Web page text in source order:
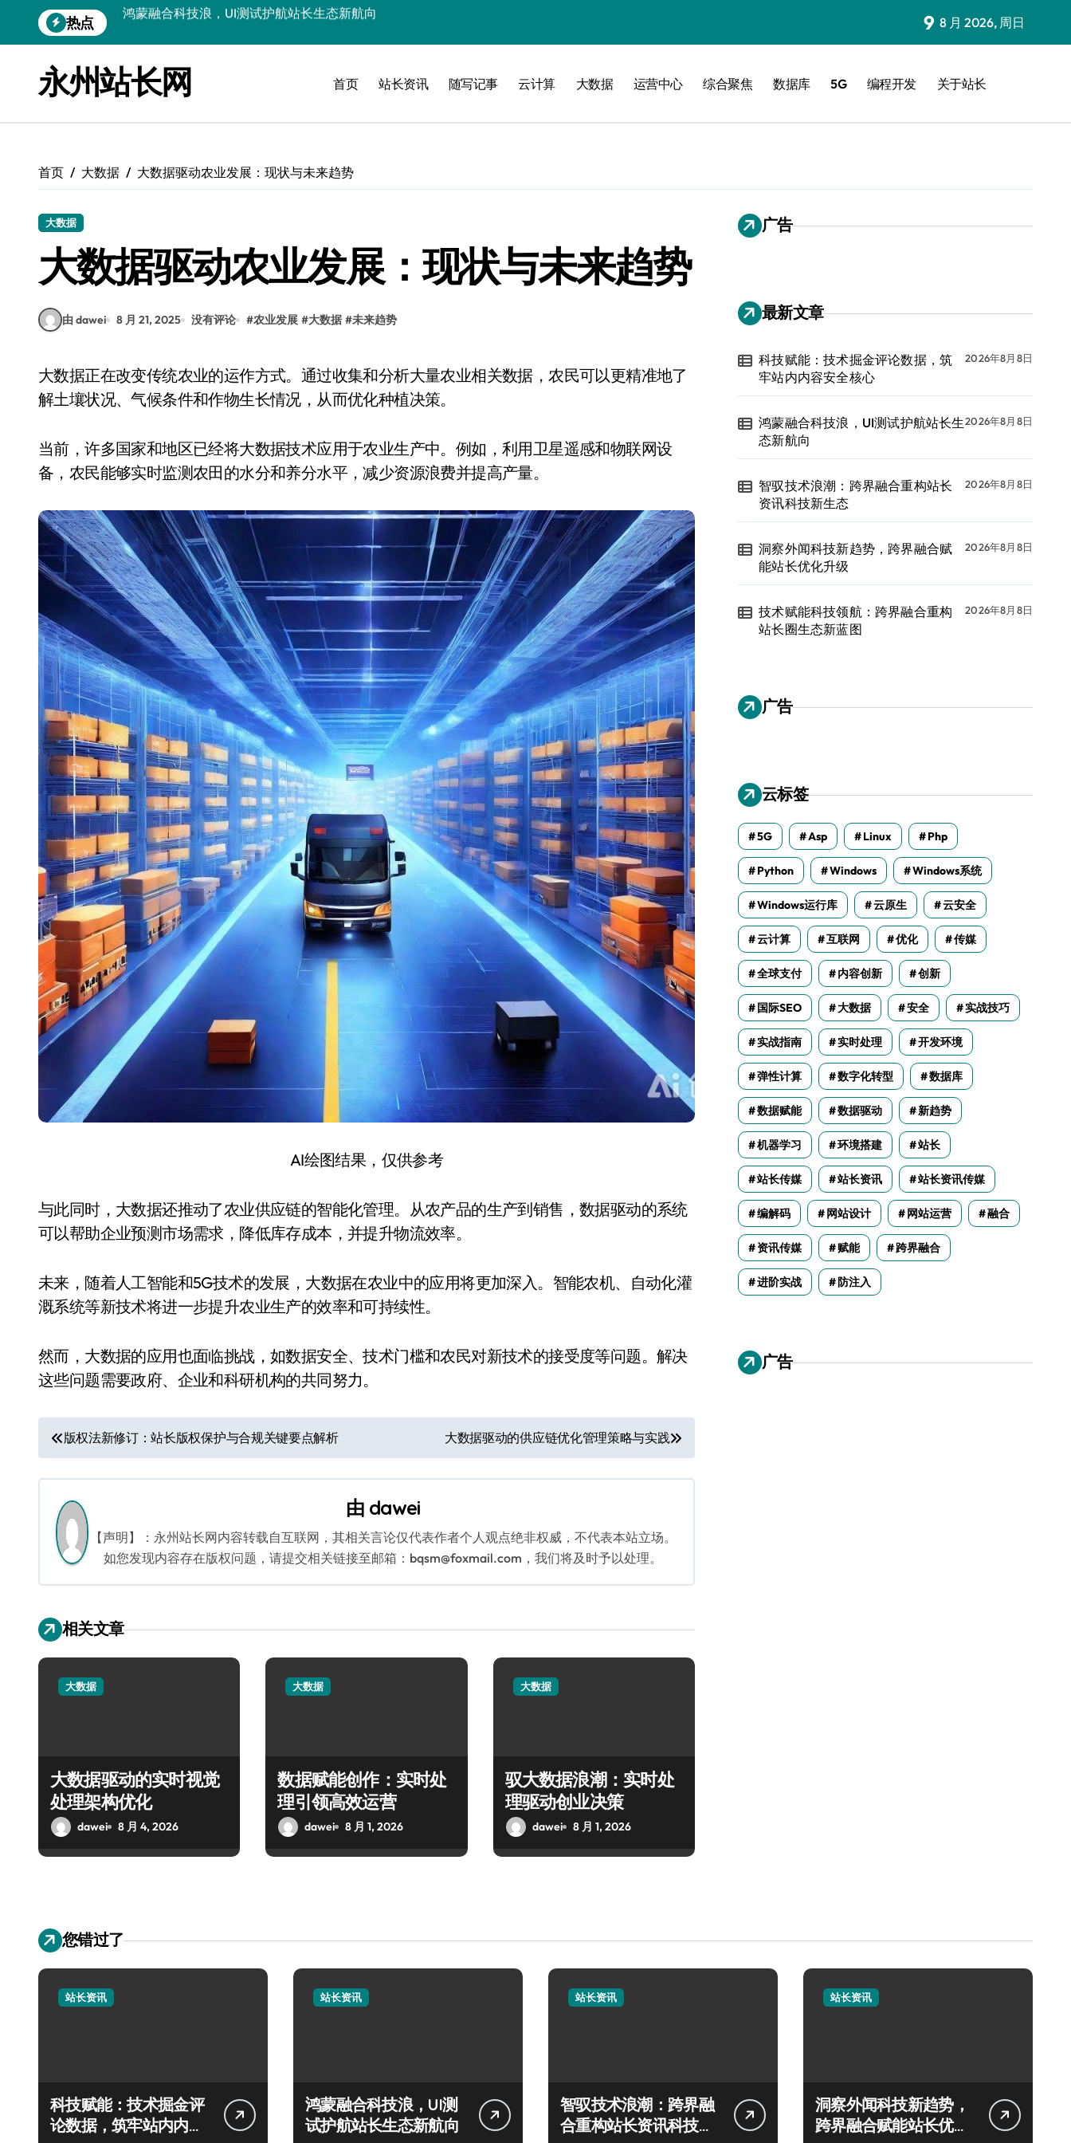
到
热点
智驭技术浪潮：跨界融合重构站长资讯科技新生态
技术赋能科技领航：跨界融合重构站长圈生态新蓝图
服务器技术融合赋能：科技驱动站长跨界新蓝海
技术赋能无障碍接口：驱动科技跨界多元融合新范式
API技术赋能：跨界融合下站长合规风控科技新策略探索
科技赋能：技术掘金评论数据，筑牢站内内容安全核心
9 8 月 2026, 周日
永州站长网 首页 站长资讯 随写记事 云计算 大数据 运营中心 综合聚焦 数据库 5G 编程开发 关于站长
首页 大数据 大数据驱动农业发展：现状与未来趋势
大数据
大数据驱动农业发展：现状与未来趋势
由 dawei 8 月 21, 2025 没有评论 #农业发展 #大数据 #未来趋势
大数据正在改变传统农业的运作方式。通过收集和分析大量农业相关数据，农民可以更精准地了
解土壤状况、气候条件和作物生长情况，从而优化种植决策。
当前，许多国家和地区已经将大数据技术应用于农业生产中。例如，利用卫星遥感和物联网设
备，农民能够实时监测农田的水分和养分水平，减少资源浪费并提高产量。
AI绘图结果，仅供参考
与此同时，大数据还推动了农业供应链的智能化管理。从农产品的生产到销售，数据驱动的系统
可以帮助企业预测市场需求，降低库存成本，并提升物流效率。
未来，随着人工智能和5G技术的发展，大数据在农业中的应用将更加深入。智能农机、自动化灌
溉系统等新技术将进一步提升农业生产的效率和可持续性。
然而，大数据的应用也面临挑战，如数据安全、技术门槛和农民对新技术的接受度等问题。解决
这些问题需要政府、企业和科研机构的共同努力。
文
章
导
航
版权法新修订：站长版权保护与合规关键要点解析 大数据驱动的供应链优化管理策略与实践
由 dawei
【声明】：永州站长网内容转载自互联网，其相关言论仅代表作者个人观点绝非权威，不代表本站立场。
如您发现内容存在版权问题，请提交相关链接至邮箱：bqsm@foxmail.com，我们将及时予以处理。
相关文章
大数据
大数据驱动的实时视觉
处理架构优化
dawei 8 月 4, 2026
大数据
数据赋能创作：实时处
理引领高效运营
dawei 8 月 1, 2026
大数据
驭大数据浪潮：实时处
理驱动创业决策
dawei 8 月 1, 2026
广告
最新文章
科技赋能：技术掘金评论数据，筑
牢站内内容安全核心
2026年8月8日
鸿蒙融合科技浪，UI测试护航站长生
态新航向
2026年8月8日
智驭技术浪潮：跨界融合重构站长
资讯科技新生态
2026年8月8日
洞察外闻科技新趋势，跨界融合赋
能站长优化升级
2026年8月8日
技术赋能科技领航：跨界融合重构
站长圈生态新蓝图
2026年8月8日
广告
云标签
5G Asp Linux Php
Python Windows Windows系统
Windows运行库 云原生 云安全
云计算 互联网 优化 传媒
全球支付 内容创新 创新
国际SEO 大数据 安全 实战技巧
实战指南 实时处理 开发环境
弹性计算 数字化转型 数据库
数据赋能 数据驱动 新趋势
机器学习 环境搭建 站长
站长传媒 站长资讯 站长资讯传媒
编解码 网站设计 网站运营 融合
资讯传媒 赋能 跨界融合
进阶实战 防注入
广告
您错过了
站长资讯
科技赋能：技术掘金评
论数据，筑牢站内内容
站长资讯
鸿蒙融合科技浪，UI测
试护航站长生态新航向
站长资讯
智驭技术浪潮：跨界融
合重构站长资讯科技新
站长资讯
洞察外闻科技新趋势，
跨界融合赋能站长优化